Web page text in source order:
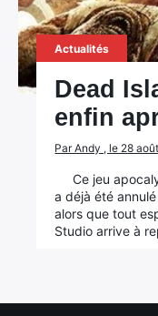
Actualités
Dead
enfin
Par Andy , le 28
Ce jeu
a déjà été
alors que tout
Studio arrive à